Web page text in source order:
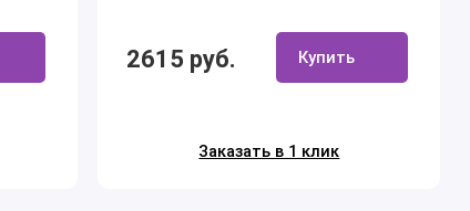
2615 руб. Купить
Заказать в 1 клик